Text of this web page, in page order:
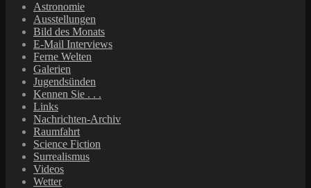
Astronomie
Ausstellungen
Bild des Monats
E-Mail Interviews
Ferne Welten
Galerien
Jugendsünden
Kennen Sie . . .
Links
Nachrichten-Archiv
Raumfahrt
Science Fiction
Surrealismus
Videos
Wetter